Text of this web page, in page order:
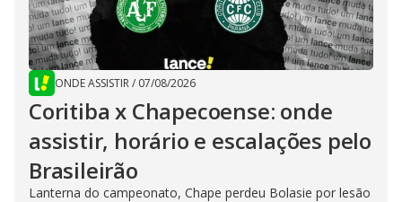
ONDE ASSISTIR/ 07/08/2026
Coritiba x Chapecoense: onde
assistir, horário e escalações pelo
Brasileirão
Lanterna do campeonato, Chape perdeu Bolasie por lesão